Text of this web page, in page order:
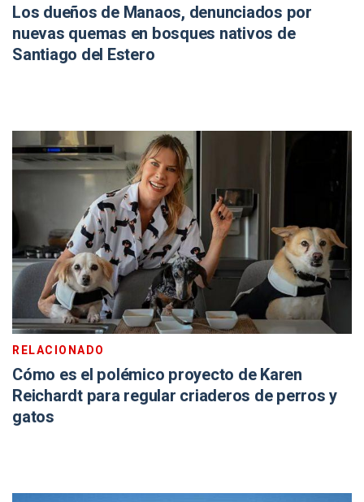
Los dueños de Manaos, denunciados por
nuevas quemas en bosques nativos de
Santiago del Estero
RELACIONADO
Cómo es el polémico proyecto de Karen
Reichardt para regular criaderos de perros y
gatos